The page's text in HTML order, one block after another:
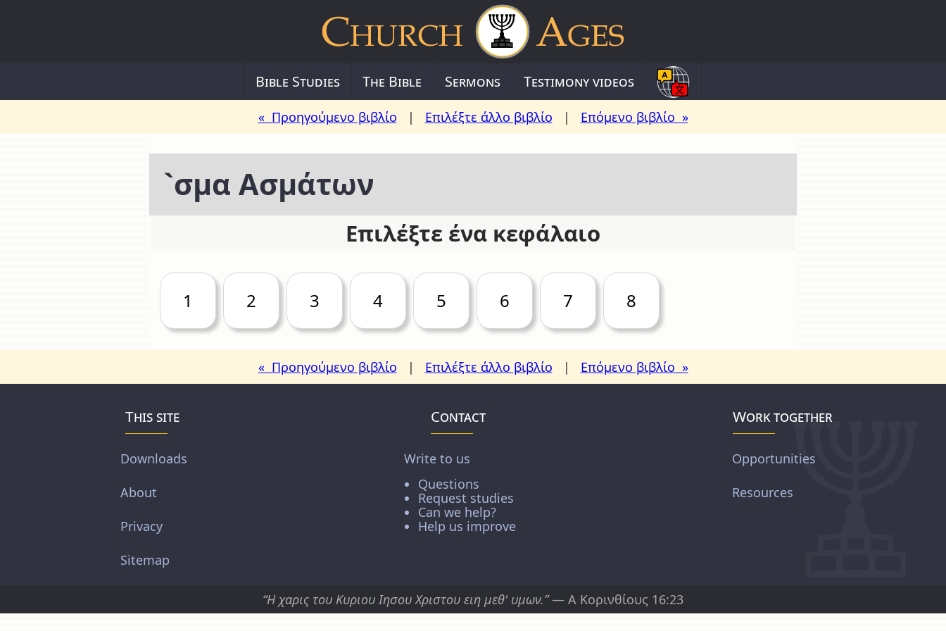
Bible Studies The Bible Sermons Testimony videos
« Προηγούμενο βιβλίο | Επιλέξτε άλλο βιβλίο | Επόμενο βιβλίο »
`σμα Ασμάτων
Επιλέξτε ένα κεφάλαιο
1 2 3 4 5 6 7 8
« Προηγούμενο βιβλίο | Επιλέξτε άλλο βιβλίο | Επόμενο βιβλίο »
This site
Downloads
About
Privacy
Sitemap
Contact
Write to us
Questions
Request studies
Can we help?
Help us improve
Work together
Opportunities
Resources
“Η χαρις του Κυριου Ιησου Χριστου ειη μεθ' υμων.”— Α Κορινθίους 16:23